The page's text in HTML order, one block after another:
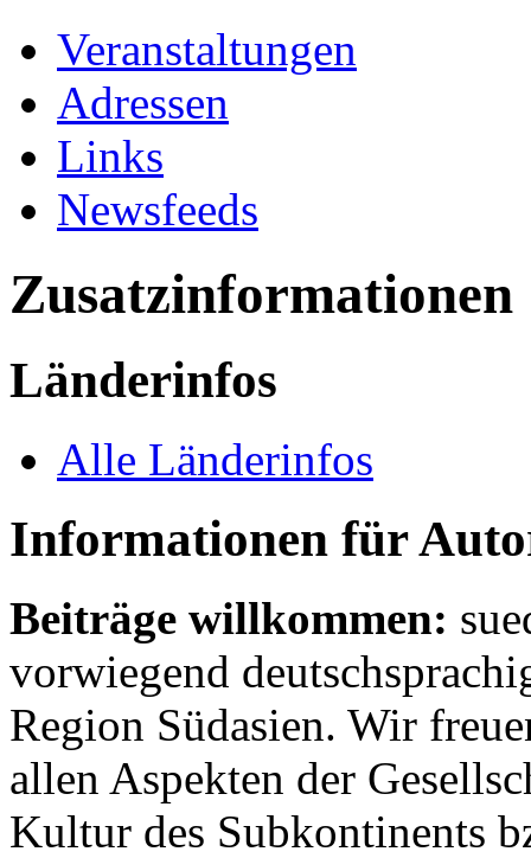
Veranstaltungen
Adressen
Links
Newsfeeds
Zusatzinformationen
Länderinfos
Alle Länderinfos
Informationen für
Beiträge willkommen:
vorwiegend
Region Südasien. Wir
allen Aspekten der
Kultur des Subkontinents